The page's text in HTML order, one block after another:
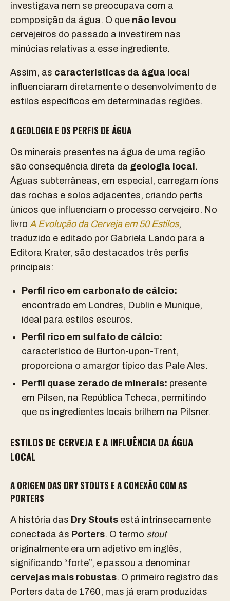
investigava nem se preocupava com a
composição da água. O que não levou
cervejeiros do passado a investirem nas
minúcias relativas a esse ingrediente.
Assim, as características da água local
influenciaram diretamente o desenvolvimento de
estilos específicos em determinadas regiões.
A GEOLOGIA E OS PERFIS DE ÁGUA
Os minerais presentes na água de uma região
são consequência direta da geologia local .
Águas subterrâneas, em especial, carregam íons
das rochas e solos adjacentes, criando perfis
únicos que influenciam o processo cervejeiro. No
livro A Evolução da Cerveja em 50 Estilos,
traduzido e editado por Gabriela Lando para a
Editora Krater, são destacados três perfis
principais:
Perfil rico em carbonato de cálcio:
encontrado em Londres, Dublin e Munique,
ideal para estilos escuros.
Perfil rico em sulfato de cálcio:
característico de Burton-upon-Trent,
proporciona o amargor típico das Pale Ales.
Perfil quase zerado de minerais: presente
em Pilsen, na República Tcheca, permitindo
que os ingredientes locais brilhem na Pilsner.
ESTILOS DE CERVEJA E A INFLUÊNCIA DA ÁGUA
LOCAL
A ORIGEM DAS DRY STOUTS E A CONEXÃO COM AS
PORTERS
A história das Dry Stouts está intrinsecamente
conectada às Porters. O termo stout
originalmente era um adjetivo em inglês,
significando “forte”, e passou a denominar
cervejas mais robustas. O primeiro registro das
Porters data de 1760, mas já eram produzidas